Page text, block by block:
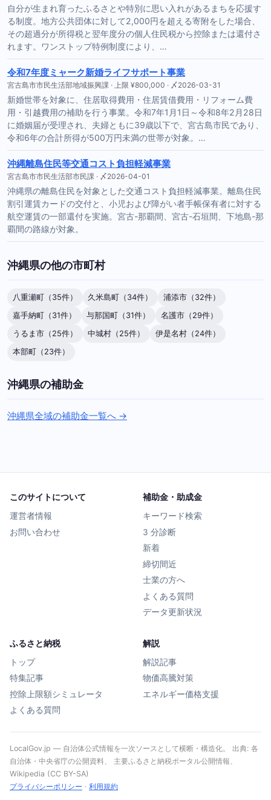
自分が生まれ育ったふるさとや特別に思い入れがあるまちを応援す
る制度。地方公共団体に対して2,000円を超える寄附をした場合、
その超過分が所得税と翌年度分の個人住民税から控除または還付さ
れます。ワンストップ特例制度により、…
令和7年度ミャーク新婚ライフサポート事業
宮古島市市民生活部地域振興課 · 上限 ¥800,000 · 〆2026-03-31
新婚世帯を対象に、住居取得費用・住居賃借費用・リフォーム費
用・引越費用の補助を行う事業。令和7年1月1日～令和8年2月28日
に婚姻届が受理され、夫婦ともに39歳以下で、宮古島市民であり、
令和6年の合計所得が500万円未満の世帯が対象。…
沖縄離島住民等交通コスト負担軽減事業
宮古島市市民生活部市民課 · 〆2026-04-01
沖縄県の離島住民を対象とした交通コスト負担軽減事業。離島住民
割引運賃カードの交付と、小児および障がい者手帳保有者に対する
航空運賃の一部還付を実施。宮古-那覇間、宮古-石垣間、下地島-那
覇間の路線が対象。
沖縄県の他の市町村
八重瀬町（35件） 久米島町（34件）
浦添市（32件）
嘉手納町（31件）
与那国町（31件）
名護市（29件）
うるま市（25件）
中城村（25件）
伊是名村（24件）
本部町（23件）
沖縄県の補助金
沖縄県全域の補助金一覧へ →
このサイトについて
運営者情報
お問い合わせ
補助金・助成金
キーワード検索
3 分診断
新着
締切間近
士業の方へ
よくある質問
データ更新状況
ふるさと納税
トップ
特集記事
控除上限額シミュレータ
よくある質問
解説
解説記事
物価高騰対策
エネルギー価格支援
LocalGov.jp — 自治体公式情報を一次ソースとして横断・構造化。 出典: 各
自治体・中央省庁の公開資料、 主要ふるさと納税ポータル公開情報、
Wikipedia (CC BY-SA)
プライバシーポリシー · 利用規約